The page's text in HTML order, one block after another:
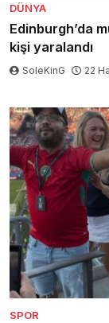
DÜNYA
Edinburgh’da
kişi yaralandı
SoleKinG 22
SPOR